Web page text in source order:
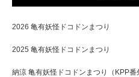
2026 亀有妖怪ドコドンまつり
2025 亀有妖怪ドコドンまつり
納涼 亀有妖怪ドコドンまつり（KPP番